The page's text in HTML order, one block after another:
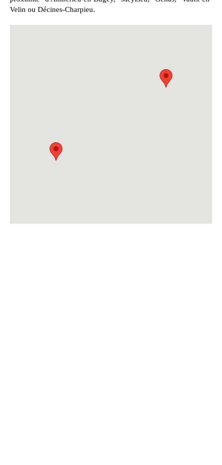
Velin ou Décines-Charpieu.